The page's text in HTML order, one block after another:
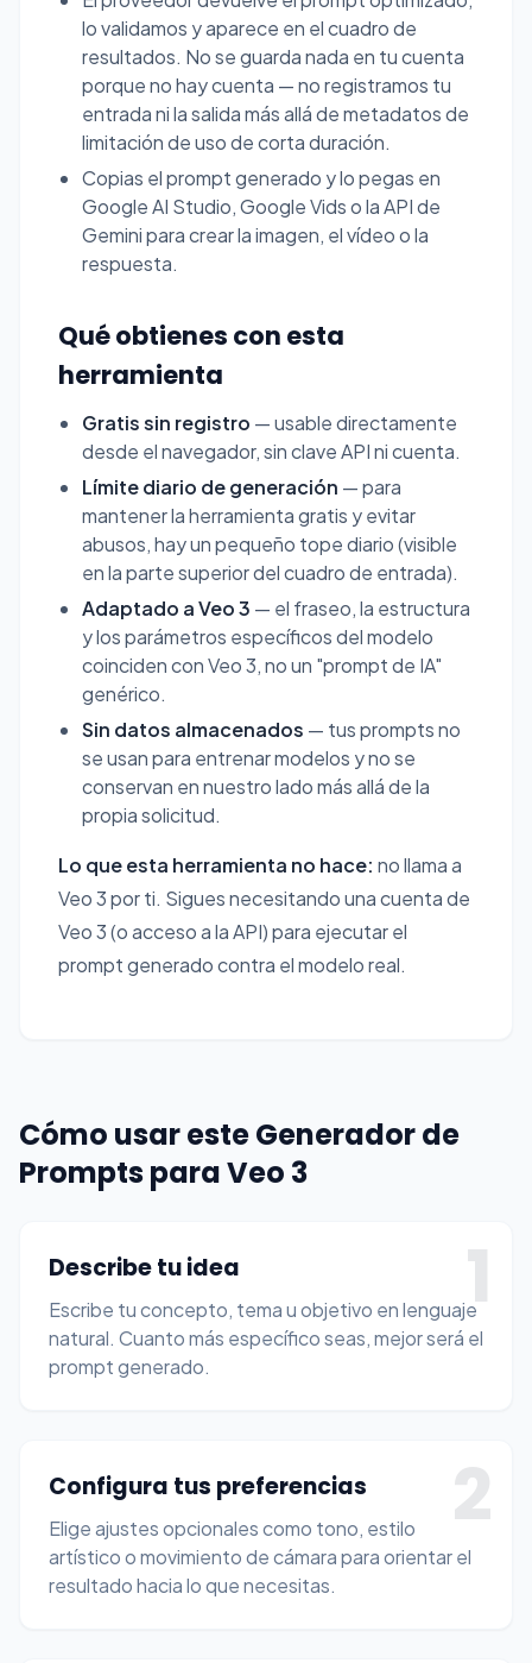
lo validamos y aparece en el cuadro de
resultados. No se guarda nada en tu cuenta
porque no hay cuenta — no registramos tu
entrada ni la salida más allá de metadatos de
limitación de uso de corta duración.
Copias el prompt generado y lo pegas en
Google AI Studio, Google Vids o la API de
Gemini para crear la imagen, el vídeo o la
respuesta.
Qué obtienes con esta
herramienta
Gratis sin registro — usable directamente
desde el navegador, sin clave API ni cuenta.
Límite diario de generación — para
mantener la herramienta gratis y evitar
abusos, hay un pequeño tope diario (visible
en la parte superior del cuadro de entrada).
Adaptado a Veo 3 — el fraseo, la estructura
y los parámetros específicos del modelo
coinciden con Veo 3, no un "prompt de IA"
genérico.
Sin datos almacenados — tus prompts no
se usan para entrenar modelos y no se
conservan en nuestro lado más allá de la
propia solicitud.
Lo que esta herramienta no hace: no llama a
Veo 3 por ti. Sigues necesitando una cuenta de
Veo 3 (o acceso a la API) para ejecutar el
prompt generado contra el modelo real.
Cómo usar este Generador de
Prompts para Veo 3
1
Describe tu idea
Escribe tu concepto, tema u objetivo en lenguaje
natural. Cuanto más específico seas, mejor será el
prompt generado.
2
Configura tus preferencias
Elige ajustes opcionales como tono, estilo
artístico o movimiento de cámara para orientar el
resultado hacia lo que necesitas.